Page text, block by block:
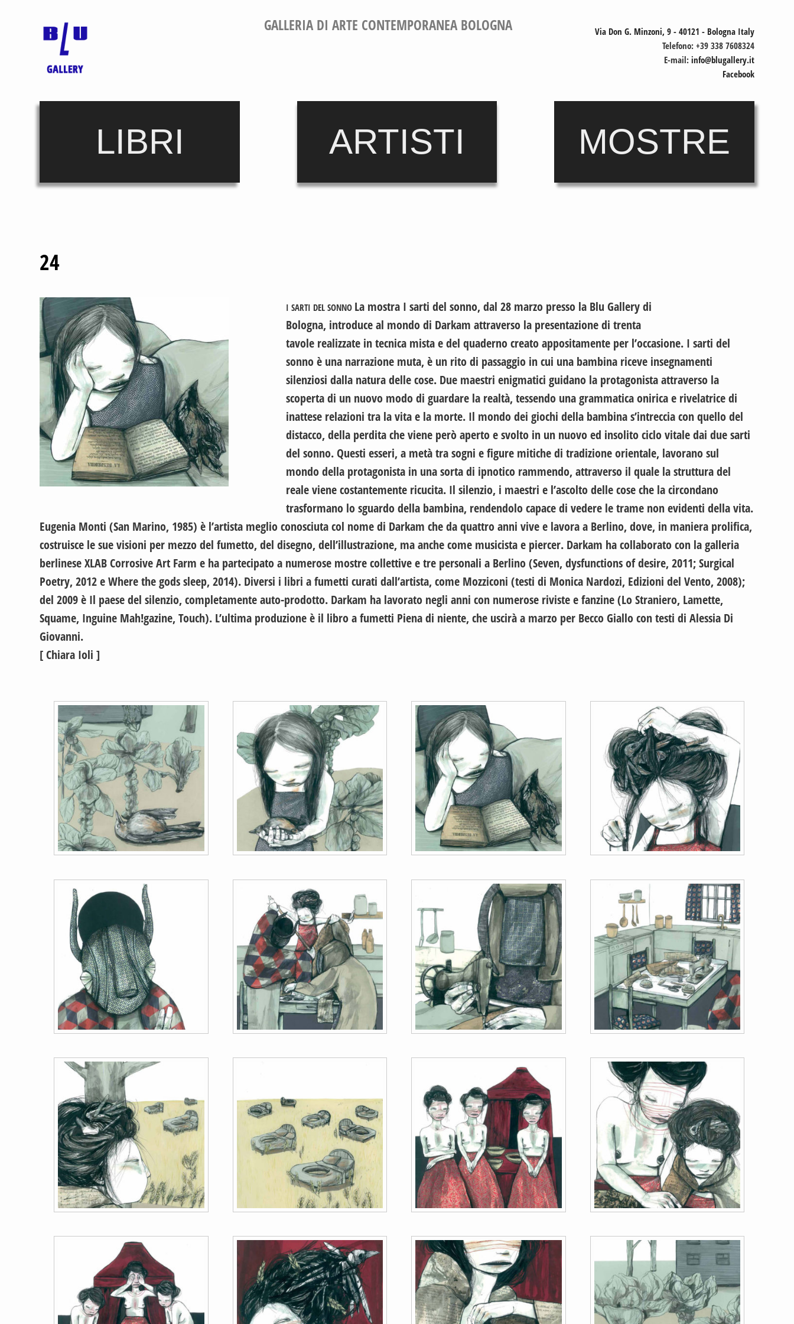
GALLERIA DI ARTE CONTEMPORANEA BOLOGNA
Via Don G. Minzoni, 9 - 40121 - Bologna Italy
Telefono: +39 338 7608324
E-mail: info@blugallery.it
Facebook
LIBRI ARTISTI MOSTRE
24
I SARTI DEL SONNO La mostra I sarti del sonno, dal 28 marzo presso la Blu Gallery di
Bologna, introduce al mondo di Darkam attraverso la presentazione di trenta
tavole realizzate in tecnica mista e del quaderno creato appositamente per l’occasione. I sarti del
sonno è una narrazione muta, è un rito di passaggio in cui una bambina riceve insegnamenti
silenziosi dalla natura delle cose. Due maestri enigmatici guidano la protagonista attraverso la
scoperta di un nuovo modo di guardare la realtà, tessendo una grammatica onirica e rivelatrice di
inattese relazioni tra la vita e la morte. Il mondo dei giochi della bambina s’intreccia con quello del
distacco, della perdita che viene però aperto e svolto in un nuovo ed insolito ciclo vitale dai due sarti
del sonno. Questi esseri, a metà tra sogni e figure mitiche di tradizione orientale, lavorano sul
mondo della protagonista in una sorta di ipnotico rammendo, attraverso il quale la struttura del
reale viene costantemente ricucita. Il silenzio, i maestri e l’ascolto delle cose che la circondano
trasformano lo sguardo della bambina, rendendolo capace di vedere le trame non evidenti della vita.
Eugenia Monti (San Marino, 1985) è l’artista meglio conosciuta col nome di Darkam che da quattro anni vive e lavora a Berlino, dove, in maniera prolifica,
costruisce le sue visioni per mezzo del fumetto, del disegno, dell’illustrazione, ma anche come musicista e piercer. Darkam ha collaborato con la galleria
berlinese XLAB Corrosive Art Farm e ha partecipato a numerose mostre collettive e tre personali a Berlino (Seven, dysfunctions of desire, 2011; Surgical
Poetry, 2012 e Where the gods sleep, 2014). Diversi i libri a fumetti curati dall’artista, come Mozziconi (testi di Monica Nardozi, Edizioni del Vento, 2008);
del 2009 è Il paese del silenzio, completamente auto-prodotto. Darkam ha lavorato negli anni con numerose riviste e fanzine (Lo Straniero, Lamette,
Squame, Inguine Mah!gazine, Touch). L’ultima produzione è il libro a fumetti Piena di niente, che uscirà a marzo per Becco Giallo con testi di Alessia Di
Giovanni.
[ Chiara Ioli ]